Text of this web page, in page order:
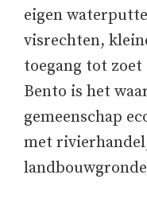
eigen
visrechten,
toegang tot zoet
Bento is het
gemeenschap
met